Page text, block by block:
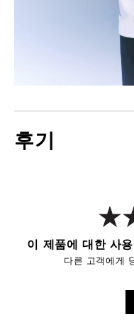
후기
이 제품에 대한 사
다른 고객에게